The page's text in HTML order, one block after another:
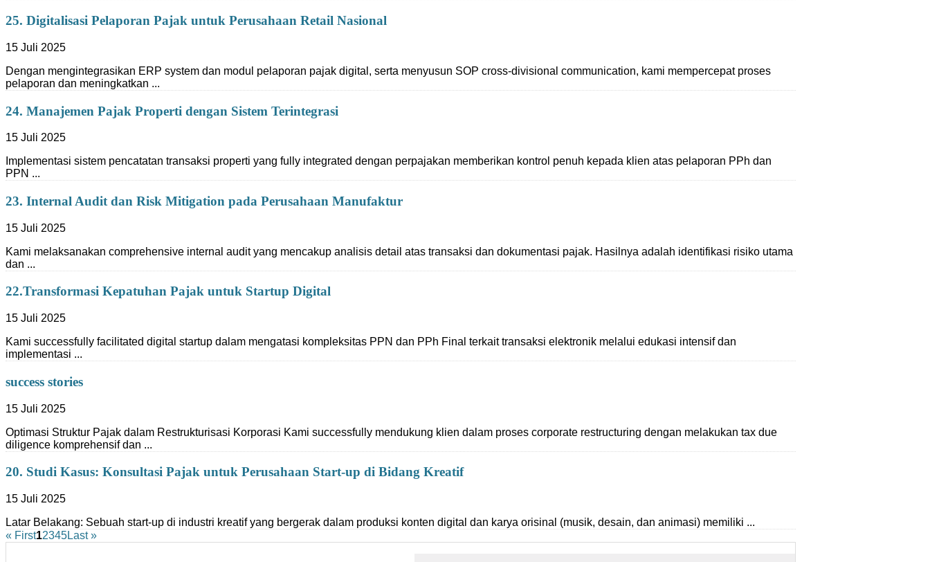
25. Digitalisasi Pelaporan Pajak untuk Perusahaan Retail Nasional
15 Juli 2025
Dengan mengintegrasikan ERP system dan modul pelaporan pajak digital, serta menyusun SOP cross-divisional communication, kami mempercepat proses
pelaporan dan meningkatkan ...
24. Manajemen Pajak Properti dengan Sistem Terintegrasi
15 Juli 2025
Implementasi sistem pencatatan transaksi properti yang fully integrated dengan perpajakan memberikan kontrol penuh kepada klien atas pelaporan PPh dan
PPN ...
23. Internal Audit dan Risk Mitigation pada Perusahaan Manufaktur
15 Juli 2025
Kami melaksanakan comprehensive internal audit yang mencakup analisis detail atas transaksi dan dokumentasi pajak. Hasilnya adalah identifikasi risiko utama
dan ...
22.Transformasi Kepatuhan Pajak untuk Startup Digital
15 Juli 2025
Kami successfully facilitated digital startup dalam mengatasi kompleksitas PPN dan PPh Final terkait transaksi elektronik melalui edukasi intensif dan
implementasi ...
success stories
15 Juli 2025
Optimasi Struktur Pajak dalam Restrukturisasi Korporasi Kami successfully mendukung klien dalam proses corporate restructuring dengan melakukan tax due
diligence komprehensif dan ...
20. Studi Kasus: Konsultasi Pajak untuk Perusahaan Start-up di Bidang Kreatif
15 Juli 2025
Latar Belakang: Sebuah start-up di industri kreatif yang bergerak dalam produksi konten digital dan karya orisinal (musik, desain, dan animasi) memiliki ...
« First12345Last »